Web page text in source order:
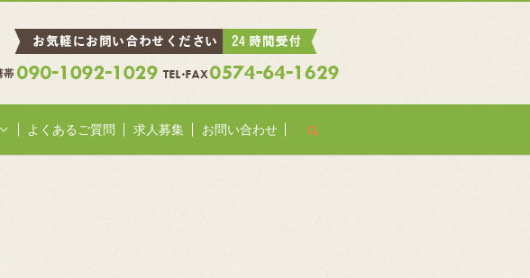
よくあるご質問 求人募集 お問い合わせ